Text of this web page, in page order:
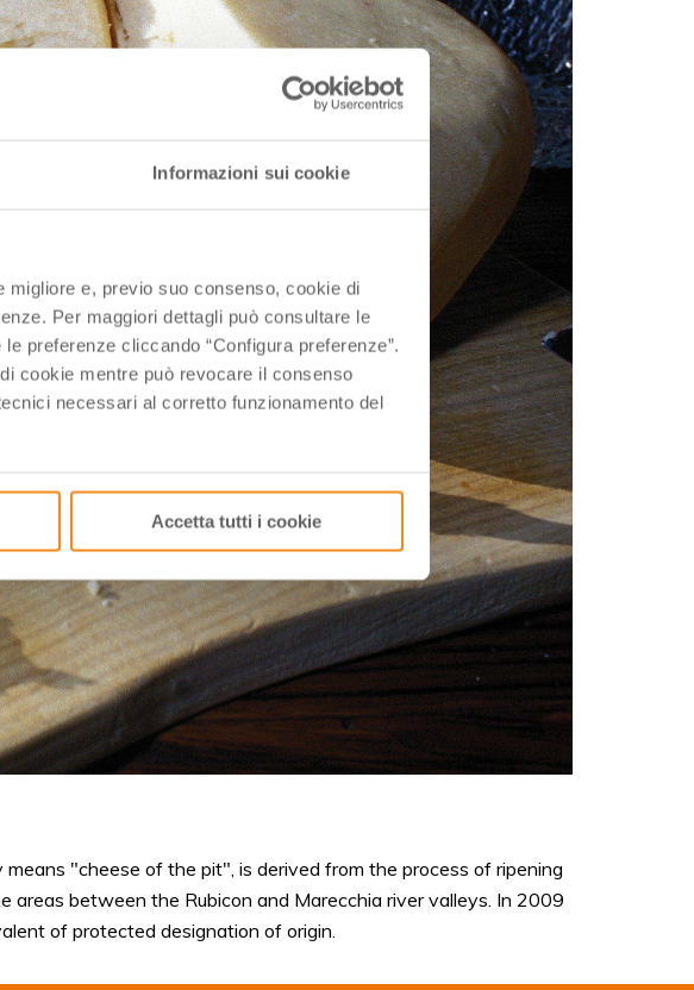
Informazioni sui cookie
migliore e, previo suo consenso, cookie di
Per maggiori dettagli può consultare le
preferenze cliccando “Configura preferenze”.
cookie mentre può revocare il consenso
necessari al corretto funzionamento del
Accetta tutti i cookie
"cheese of the pit", is derived from the process of ripening
areas between the Rubicon and Marecchia river valleys. In 2009
of protected designation of origin.